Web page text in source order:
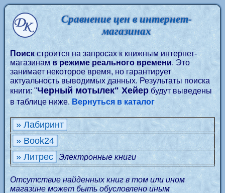
Сравнение цен в интернет-
магазинах
Поиск строится на запросах к книжным интернет-
магазинам в режиме реального времени. Это
занимает некоторое время, но гарантирует
актуальность выводимых данных. Результаты поиска
книги: "Черный мотылек" Хейербудут выведены
в таблице ниже. Вернуться в каталог
» Лабиринт
» Book24
» Литрес
Электронные книги
Отсутствие найденных книг в том или ином
магазине может быть обусловлено иным